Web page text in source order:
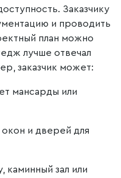
Заказчику
и проводить
план можно
лучше отвечал
заказчик может:
мансарды или
и дверей для
каминный зал или